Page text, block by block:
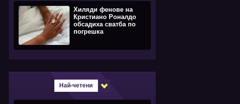
Хиляди фенове на
Кристиано Роналдо
обсадиха сватба по
погрешка
Най-четени